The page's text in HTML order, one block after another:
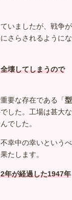
いましたが、戦争が
さらされるようにな
壊してしまうので
要な存在である「型
した。工場は甚大な
でした。
幸中の幸いというべ
たします。
年が経過した1947年